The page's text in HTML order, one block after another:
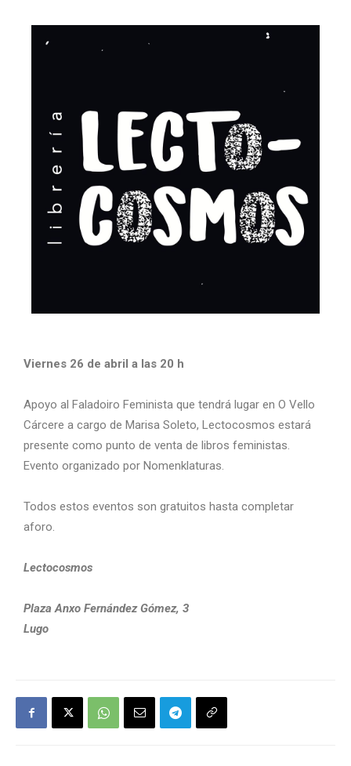
Viernes 26 de abril a las 20 h
Apoyo al Faladoiro Feminista que tendrá lugar en O Vello
Cárcere a cargo de Marisa Soleto, Lectocosmos estará
presente como punto de venta de libros feministas.
Evento organizado por Nomenklaturas.
Todos estos eventos son gratuitos hasta completar
aforo.
Lectocosmos
Plaza Anxo Fernández Gómez, 3
Lugo